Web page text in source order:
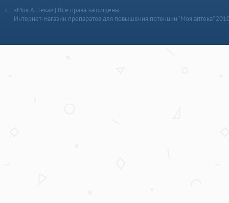
«Моя Аптека» | Все права защищены
Интернет-магазин препаратов для повышения потенции “Моя аптека”